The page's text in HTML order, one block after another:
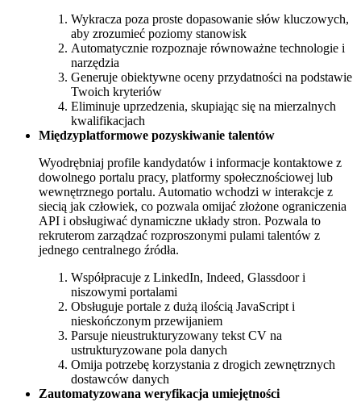
Wykracza poza proste dopasowanie słów kluczowych,
aby zrozumieć poziomy stanowisk
Automatycznie rozpoznaje równoważne technologie i
narzędzia
Generuje obiektywne oceny przydatności na podstawie
Twoich kryteriów
Eliminuje uprzedzenia, skupiając się na mierzalnych
kwalifikacjach
Międzyplatformowe pozyskiwanie talentów
Wyodrębniaj profile kandydatów i informacje kontaktowe z
dowolnego portalu pracy, platformy społecznościowej lub
wewnętrznego portalu. Automatio wchodzi w interakcje z
siecią jak człowiek, co pozwala omijać złożone ograniczenia
API i obsługiwać dynamiczne układy stron. Pozwala to
rekruterom zarządzać rozproszonymi pulami talentów z
jednego centralnego źródła.
Współpracuje z LinkedIn, Indeed, Glassdoor i
niszowymi portalami
Obsługuje portale z dużą ilością JavaScript i
nieskończonym przewijaniem
Parsuje nieustrukturyzowany tekst CV na
ustrukturyzowane pola danych
Omija potrzebę korzystania z drogich zewnętrznych
dostawców danych
Zautomatyzowana weryfikacja umiejętności